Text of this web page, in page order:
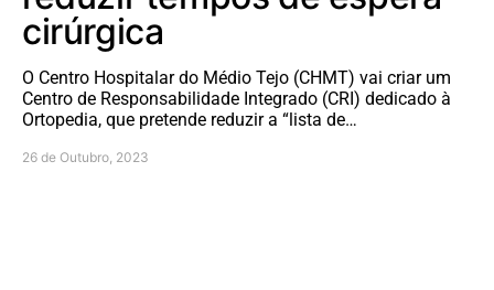
cirúrgica
O Centro Hospitalar do Médio Tejo (CHMT) vai criar um
Centro de Responsabilidade Integrado (CRI) dedicado à
Ortopedia, que pretende reduzir a “lista de…
26 de Outubro, 2023